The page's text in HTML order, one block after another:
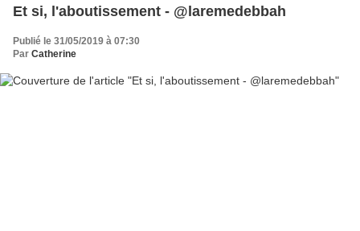
Et si, l'aboutissement - @laremedebbah
Publié le 31/05/2019 à 07:30
Par Catherine